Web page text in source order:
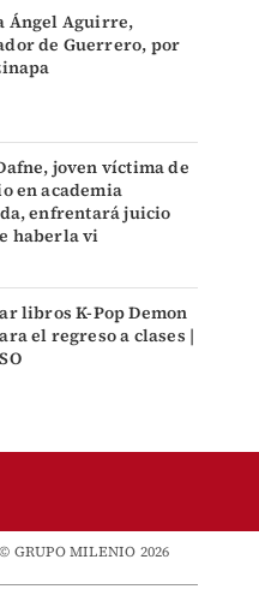
Ángel Aguirre,
de Guerrero, por
joven víctima de
en academia
enfrentará juicio
haberla vi
libros K-Pop Demon
el regreso a clases |
GRUPO MILENIO 2026